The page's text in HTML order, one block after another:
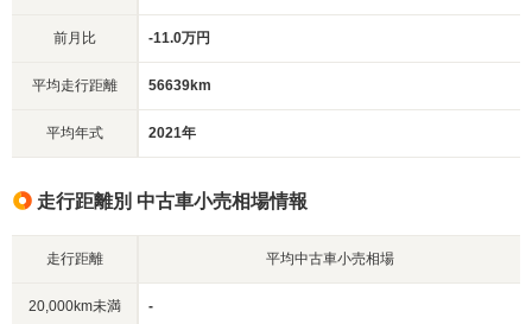
前月比 -11.0万円
平均走行距離 56639km
平均年式 2021年
走行距離別 中古車小売相場情報
走行距離 平均中古車小売相場
20,000km未満 -